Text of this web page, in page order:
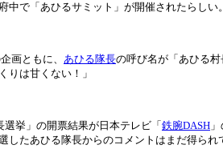
中で「あひるサミット」が開催されたらしい
画ともに、 あひる隊長の呼び名が「あひる
りは甘くない！」
挙」の開票結果が日本テレビ「 鉄腕DASH
したあひる隊長からのコメントはまだ得られ